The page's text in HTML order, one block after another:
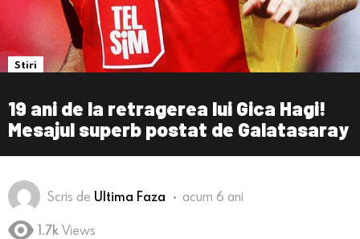
Stiri
19 ani de la retragerea lui Gica Hagi!
Mesajul superb postat de Galatasaray
Scris de Ultima Faza acum 6 ani
1.7k Views